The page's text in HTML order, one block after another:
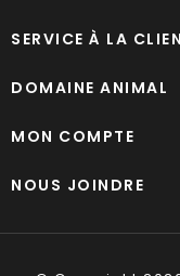
SERVICE À LA
DOMAINE ANIMAL
MON COMPTE
NOUS JOINDRE